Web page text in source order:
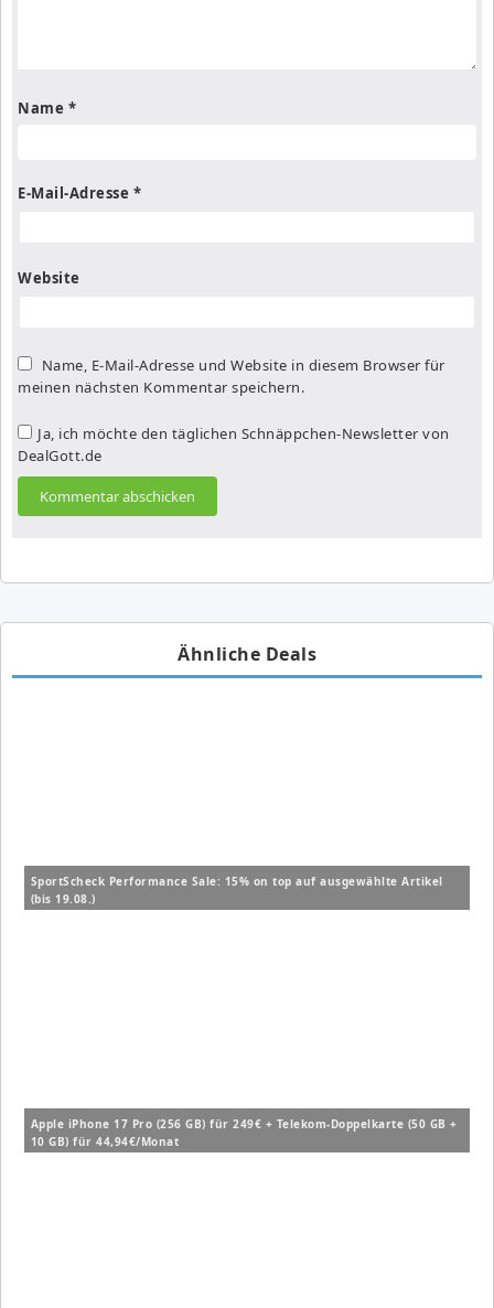
Name *
E-Mail-Adresse *
Website
Name, E-Mail-Adresse und Website in diesem Browser für
meinen nächsten Kommentar speichern.
Ja, ich möchte den täglichen Schnäppchen-Newsletter von
DealGott.de
Ähnliche Deals
SportScheck Performance Sale: 15% on top auf ausgewählte Artikel
(bis 19.08.)
Apple iPhone 17 Pro (256 GB) für 249€ + Telekom-Doppelkarte (50 GB +
10 GB) für 44,94€/Monat